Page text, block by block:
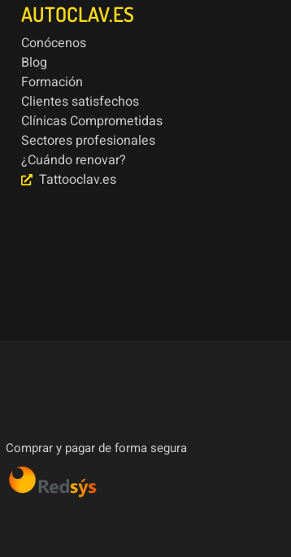
AUTOCLAV.ES
Conócenos
Blog
Formación
Clientes satisfechos
Clínicas Comprometidas
Sectores profesionales
¿Cuándo renovar?
Tattooclav.es
Comprar y pagar de forma segura